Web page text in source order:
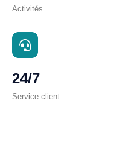
Activités
24/7
Service client